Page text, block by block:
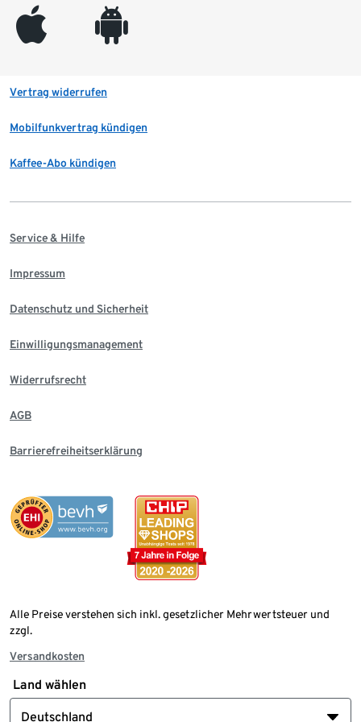
appleinc android
Vertrag widerrufen
Mobilfunkvertrag kündigen
Kaffee-Abo kündigen
Service & Hilfe
Impressum
Datenschutz und Sicherheit
Einwilligungsmanagement
Widerrufsrecht
AGB
Barrierefreiheitserklärung
Alle Preise verstehen sich inkl. gesetzlicher Mehrwertsteuer und
zzgl.
Versandkosten
Land wählen
Deutschland